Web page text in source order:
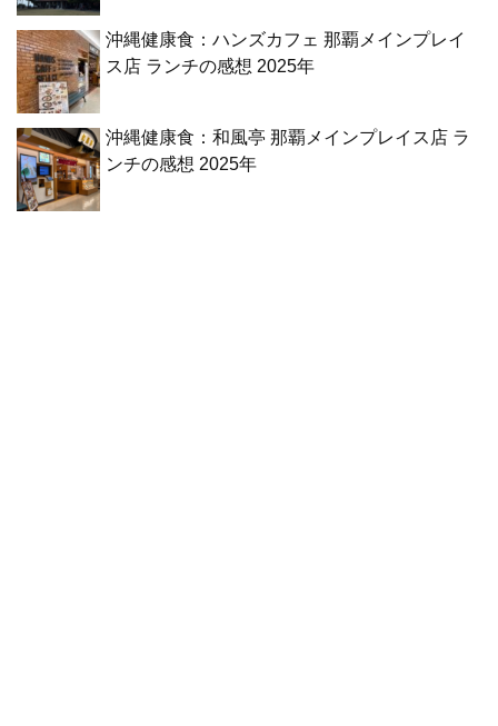
沖縄健康食：ハンズカフェ 那覇メインプレイ
ス店 ランチの感想 2025年
沖縄健康食：和風亭 那覇メインプレイス店 ラ
ンチの感想 2025年